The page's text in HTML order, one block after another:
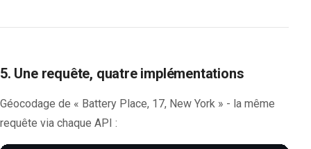
5. Une requête, quatre implémentations
Géocodage de « Battery Place, 17, New York » - la même
requête via chaque API :